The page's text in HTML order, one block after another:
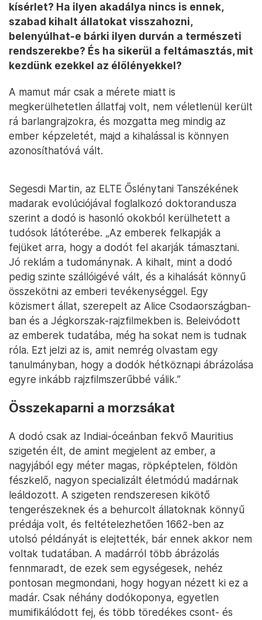
kísérlet? Ha ilyen akadálya nincs is ennek,
szabad kihalt állatokat visszahozni,
belenyúlhat-e bárki ilyen durván a természeti
rendszerekbe? És ha sikerül a feltámasztás, mit
kezdünk ezekkel az élőlényekkel?
A mamut már csak a mérete miatt is
megkerülhetetlen állatfaj volt, nem véletlenül került
rá barlangrajzokra, és mozgatta meg mindig az
ember képzeletét, majd a kihalással is könnyen
azonosíthatóvá vált.
Segesdi Martin, az ELTE Őslénytani Tanszékének
madarak evolúciójával foglalkozó doktorandusza
szerint a dodó is hasonló okokból kerülhetett a
tudósok látóterébe. „Az emberek felkapják a
fejüket arra, hogy a dodót fel akarják támasztani.
Jó reklám a tudománynak. A kihalt, mint a dodó
pedig szinte szállóigévé vált, és a kihalását könnyű
összekötni az emberi tevékenységgel. Egy
közismert állat, szerepelt az Alice Csodaországban-
ban és a Jégkorszak-rajzfilmekben is. Beleivódott
az emberek tudatába, még ha sokat nem is tudnak
róla. Ezt jelzi az is, amit nemrég olvastam egy
tanulmányban, hogy a dodók hétköznapi ábrázolása
egyre inkább rajzfilmszerűbbé válik.”
Összekaparni a morzsákat
A dodó csak az Indiai-óceánban fekvő Mauritius
szigetén élt, de amint megjelent az ember, a
nagyjából egy méter magas, röpképtelen, földön
fészkelő, nagyon specializált életmódú madárnak
leáldozott. A szigeten rendszeresen kikötő
tengerészeknek és a behurcolt állatoknak könnyű
prédája volt, és feltételezhetően 1662-ben az
utolsó példányát is elejtették, bár ennek akkor nem
voltak tudatában. A madárról több ábrázolás
fennmaradt, de ezek sem egységesek, nehéz
pontosan megmondani, hogy hogyan nézett ki ez a
madár. Csak néhány dodókoponya, egyetlen
mumifikálódott fej, és több töredékes csont- és